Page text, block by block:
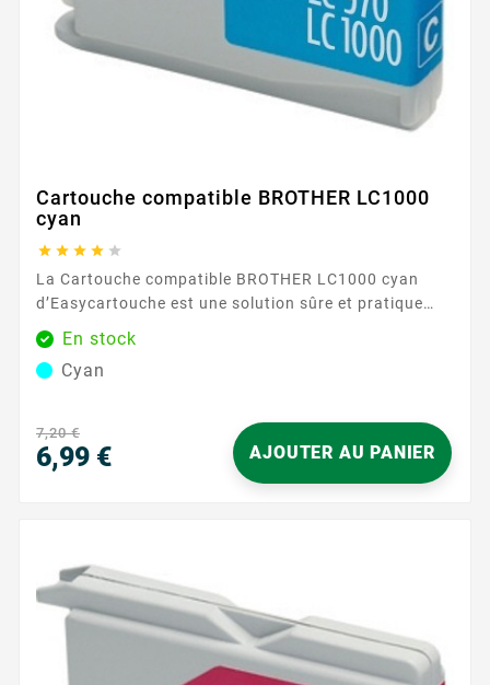
Cartouche compatible BROTHER LC1000
cyan
    
La Cartouche compatible BROTHER LC1000 cyan
d’Easycartouche est une solution sûre et pratique
pour remettre de la couleur dans vos impressions.
Conçue pour fonctionner avec la gamme BROTHER
LC1000 , elle s’insère facilement et est reconnue
des bleus propres et des dégradés homogènes, pour
des documents nets...
En stock
Cyan
7,20 €
6,99 € AJOUTER AU PANIER